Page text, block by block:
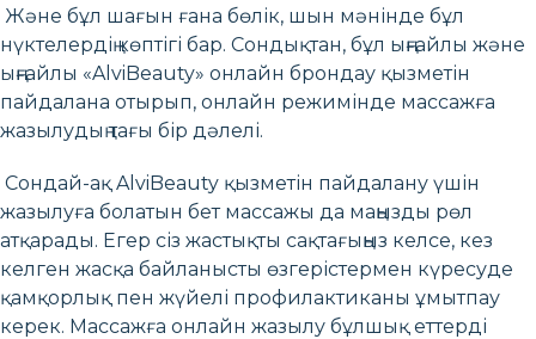
Және бұл шағын ғана бөлік, шын мәнінде бұл
нүктелердің көптігі бар. Сондықтан, бұл ыңғайлы және
ыңғайлы «AlviBeauty» онлайн брондау қызметін
пайдалана отырып, онлайн режимінде массажға
жазылудың тағы бір дәлелі.
Сондай-ақ AlviBeauty қызметін пайдалану үшін
жазылуға болатын бет массажы да маңызды рөл
атқарады. Егер сіз жастықты сақтағыңыз келсе, кез
келген жасқа байланысты өзгерістермен күресуде
қамқорлық пен жүйелі профилактиканы ұмытпау
керек. Массажға онлайн жазылу бұлшық еттерді